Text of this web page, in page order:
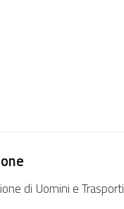
di Uomini e Trasporti